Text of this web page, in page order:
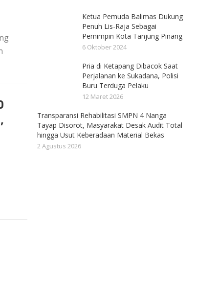
Ketua Pemuda Balimas Dukung
Penuh Lis-Raja Sebagai
Pemimpin Kota Tanjung Pinang
6 Oktober 2024
Pria di Ketapang Dibacok Saat
Perjalanan ke Sukadana, Polisi
Buru Terduga Pelaku
12 Maret 2026
Transparansi Rehabilitasi SMPN 4 Nanga
Tayap Disorot, Masyarakat Desak Audit Total
hingga Usut Keberadaan Material Bekas
2 Agustus 2026